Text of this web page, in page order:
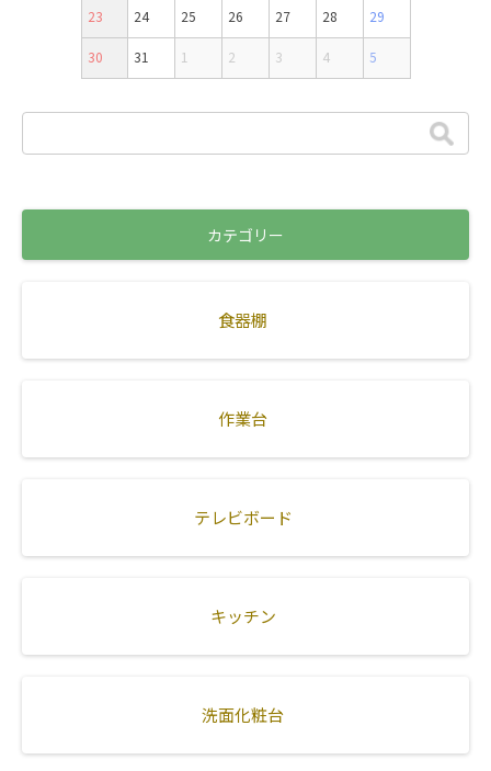
23 24 25 26 27 28 29
30 31 1 2 3 4 5
カテゴリー
食器棚
作業台
テレビボード
キッチン
洗面化粧台